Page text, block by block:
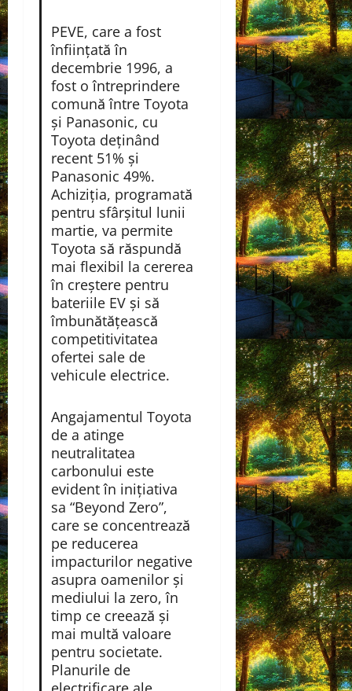
PEVE, care a fost
înființată în
decembrie 1996, a
fost o întreprindere
comună între Toyota
și Panasonic, cu
Toyota deținând
recent 51% și
Panasonic 49%.
Achiziția, programată
pentru sfârșitul lunii
martie, va permite
Toyota să răspundă
mai flexibil la cererea
în creștere pentru
bateriile EV și să
îmbunătățească
competitivitatea
ofertei sale de
vehicule electrice.
Angajamentul Toyota
de a atinge
neutralitatea
carbonului este
evident în inițiativa
sa “Beyond Zero”,
care se concentrează
pe reducerea
impacturilor negative
asupra oamenilor și
mediului la zero, în
timp ce creează și
mai multă valoare
pentru societate.
Planurile de